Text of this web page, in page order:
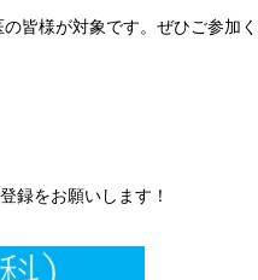
皆様が対象です。ぜひご参加く
録をお願いします！